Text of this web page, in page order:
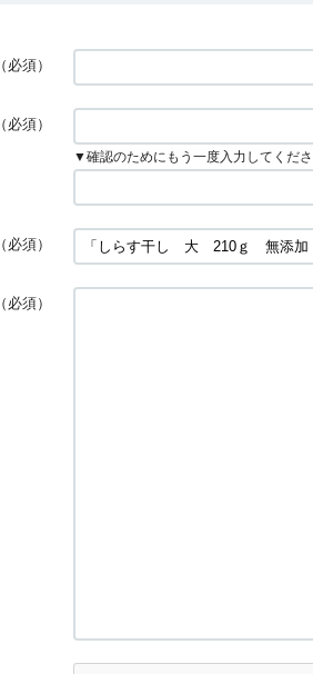
（必須）
（必須）
▼確認のためにもう一度入力してくださ
（必須）
（必須）